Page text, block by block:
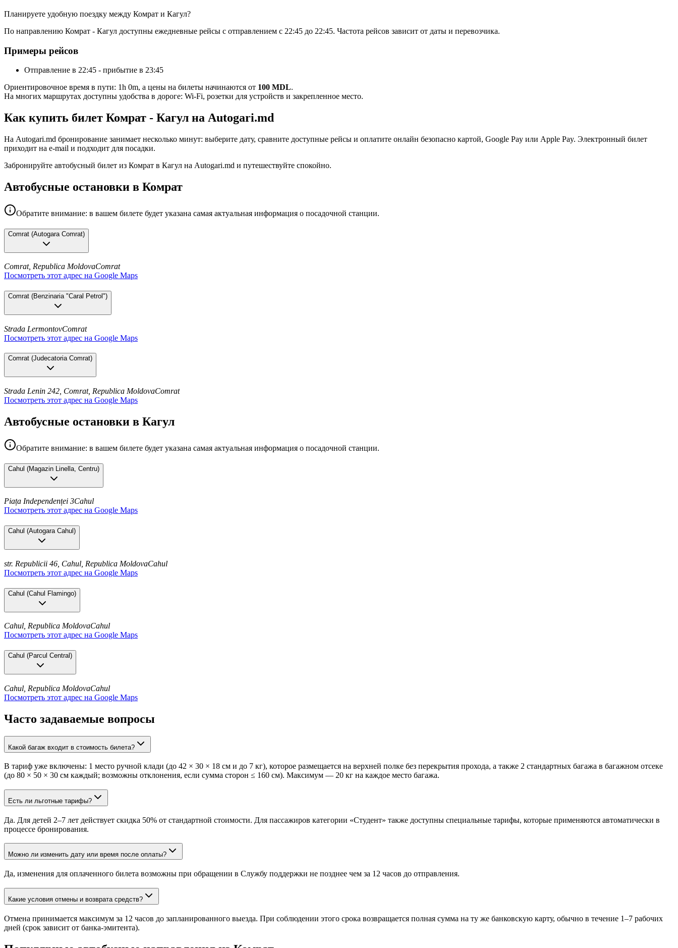
Планируете удобную поездку между Комрат и Кагул?
По направлению Комрат - Кагул доступны ежедневные рейсы с отправлением с 22:45 до 22:45. Частота рейсов зависит от даты и перевозчика.
Примеры рейсов
Отправление в 22:45 - прибытие в 23:45
Ориентировочное время в пути: 1h 0m, а цены на билеты начинаются от 100 MDL.
На многих маршрутах доступны удобства в дороге: Wi-Fi, розетки для устройств и закрепленное место.
Как купить билет Комрат - Кагул на Autogari.md
На Autogari.md бронирование занимает несколько минут: выберите дату, сравните доступные рейсы и оплатите онлайн безопасно картой, Google Pay или Apple Pay. Электронный билет
приходит на e-mail и подходит для посадки.
Забронируйте автобусный билет из Комрат в Кагул на Autogari.md и путешествуйте спокойно.
Автобусные остановки в Комрат
Обратите внимание: в вашем билете будет указана самая актуальная информация о посадочной станции.
Comrat (Autogara Comrat)
Comrat, Republica MoldovaComrat
Посмотреть этот адрес на Google Maps
Comrat (Benzinaria "Caral Petrol")
Strada LermontovComrat
Посмотреть этот адрес на Google Maps
Comrat (Judecatoria Comrat)
Strada Lenin 242, Comrat, Republica MoldovaComrat
Посмотреть этот адрес на Google Maps
Автобусные остановки в Кагул
Обратите внимание: в вашем билете будет указана самая актуальная информация о посадочной станции.
Cahul (Magazin Linella, Centru)
Piața Independenței 3Cahul
Посмотреть этот адрес на Google Maps
Cahul (Autogara Cahul )
str. Republicii 46, Cahul, Republica MoldovaCahul
Посмотреть этот адрес на Google Maps
Cahul (Cahul Flamingo)
Cahul, Republica MoldovaCahul
Посмотреть этот адрес на Google Maps
Cahul (Parcul Central)
Cahul, Republica MoldovaCahul
Посмотреть этот адрес на Google Maps
Часто задаваемые вопросы
Какой багаж входит в стоимость билета?
В тариф уже включены: 1 место ручной клади (до 42 × 30 × 18 см и до 7 кг), которое размещается на верхней полке без перекрытия прохода, а также 2 стандартных багажа в багажном отсеке
(до 80 × 50 × 30 см каждый; возможны отклонения, если сумма сторон ≤ 160 см). Максимум — 20 кг на каждое место багажа.
Есть ли льготные тарифы?
Да. Для детей 2–7 лет действует скидка 50% от стандартной стоимости. Для пассажиров категории «Студент» также доступны специальные тарифы, которые применяются автоматически в
процессе бронирования.
Можно ли изменить дату или время после оплаты?
Да, изменения для оплаченного билета возможны при обращении в Службу поддержки не позднее чем за 12 часов до отправления.
Какие условия отмены и возврата средств?
Отмена принимается максимум за 12 часов до запланированного выезда. При соблюдении этого срока возвращается полная сумма на ту же банковскую карту, обычно в течение 1–7 рабочих
дней (срок зависит от банка-эмитента).